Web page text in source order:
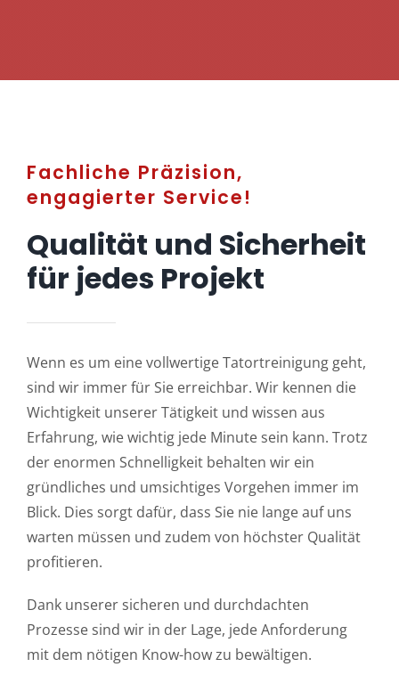
Fachliche Präzision,
engagierter Service!
Qualität und Sicherheit
für jedes Projekt
Wenn es um eine vollwertige Tatortreinigung geht,
sind wir immer für Sie erreichbar. Wir kennen die
Wichtigkeit unserer Tätigkeit und wissen aus
Erfahrung, wie wichtig jede Minute sein kann. Trotz
der enormen Schnelligkeit behalten wir ein
gründliches und umsichtiges Vorgehen immer im
Blick. Dies sorgt dafür, dass Sie nie lange auf uns
warten müssen und zudem von höchster Qualität
profitieren.
Dank unserer sicheren und durchdachten
Prozesse sind wir in der Lage, jede Anforderung
mit dem nötigen Know-how zu bewältigen.